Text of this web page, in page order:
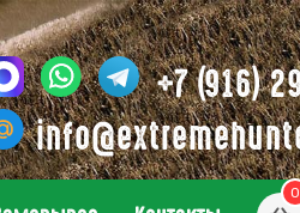
+7 (916)
0